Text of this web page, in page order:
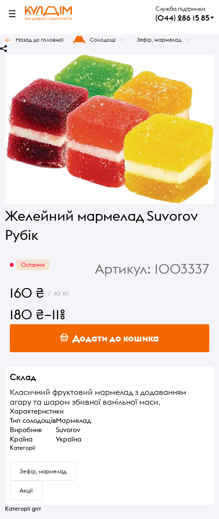
Служба підтримки
(044) 286 15 85
Назад до головної Солодощі Зефір, мармелад
Желейний мармелад Suvorov
Рубік
Остання Артикул: 1003337
160 ₴ / за кг.
180 ₴–11%
Додати до кошика
Склад
Класичний фруктовий мармелад з додаванням
агару та шаром збивної ванільної маси.
Характеристики
Тип солодощівМармелад
Виробник
Suvorov
Країна
Україна
Категорії
Зефір, мармелад
Акції
Категорії grrr